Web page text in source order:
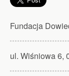
Fundacja
ul. Wiśniowa 6,